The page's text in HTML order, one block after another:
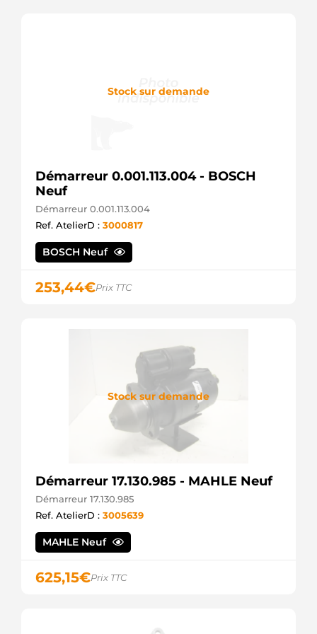
MG371SEL
+line
Stock sur demande
Démarreur 0.001.113.004 - BOSCH
Neuf
Démarreur 0.001.113.004
Ref. AtelierD : 3000817
BOSCH Neuf
253,44€Prix TTC
Stock sur demande
Démarreur 17.130.985 - MAHLE Neuf
Démarreur 17.130.985
Ref. AtelierD : 3005639
MAHLE Neuf
625,15€Prix TTC